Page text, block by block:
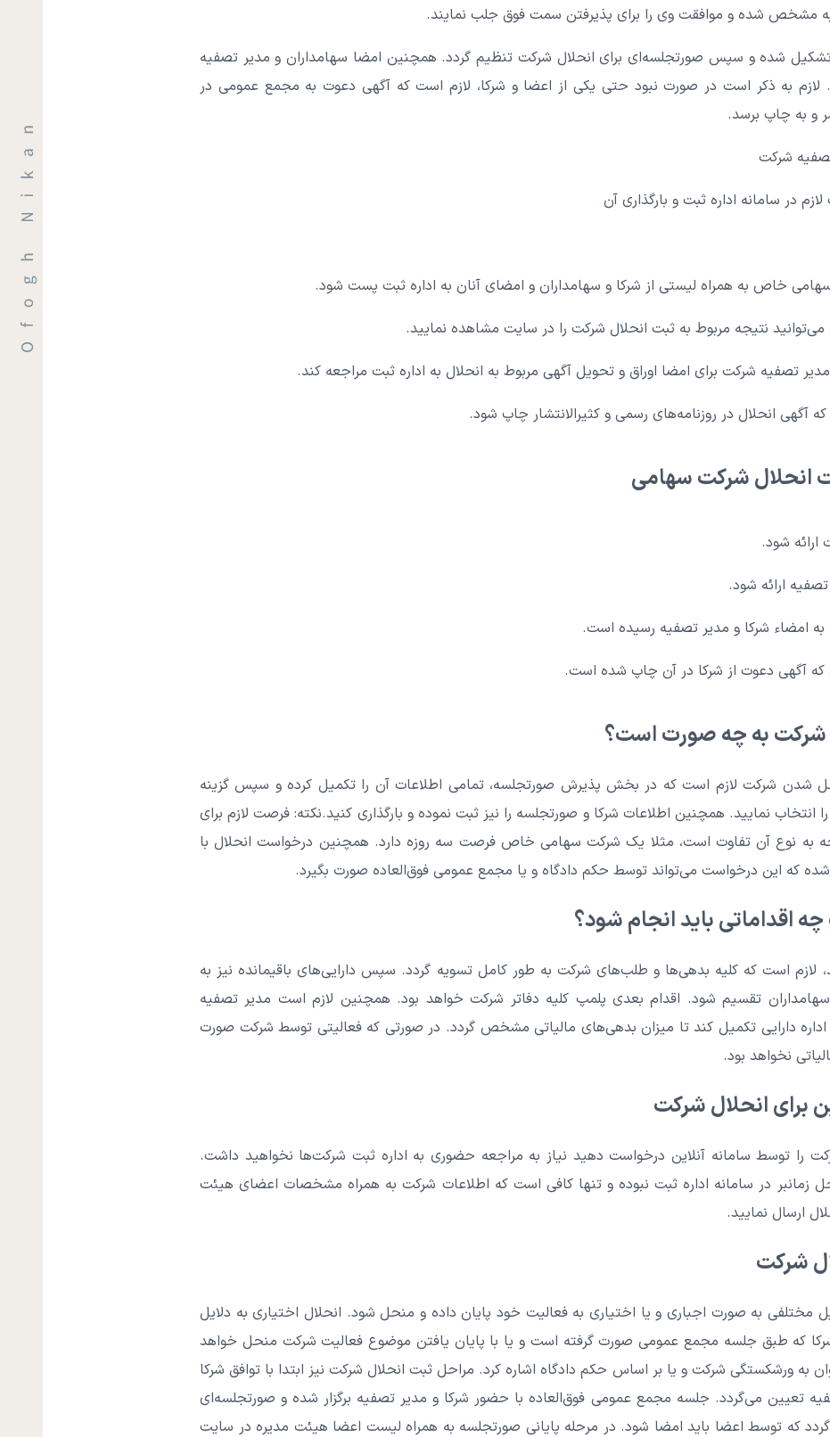
مشخص شده و موافقت وی را برای پذیرفتن سمت فوق جلب نمایند.
شده و سپس صورتجلسه‌ای برای انحلال شرکت تنظیم گردد. همچنین امضا سهامداران و مدیر تصفیه
به ذکر است در صورت نبود حتی یکی از اعضا و شرکا، لازم است که آگهی دعوت به مجمع عمومی در
و به چاپ برسد.
شرکت
در سامانه اداره ثبت و بارگذاری آن
خاص به همراه لیستی از شرکا و سهامداران و امضای آنان به اداره ثبت پست شود.
تصفیه شرکت برای امضا اوراق و تحویل آگهی مربوط به انحلال به اداره ثبت مراجعه کند.
آگهی انحلال در روزنامه‌های رسمی و کثیرالانتشار چاپ شود.
انحلال شرکت سهامی
شود.
ارائه شود.
به امضاء شرکا و مدیر تصفیه رسیده است.
که آگهی دعوت از شرکا در آن چاپ شده است.
شرکت به چه صورت است؟
شدن شرکت لازم است که در بخش پذیرش صورتجلسه، تمامی اطلاعات آن را تکمیل کرده و سپس گزینه
نمایید. همچنین اطلاعات شرکا و صورتجلسه را نیز ثبت نموده و بارگذاری کنید.نکته: فرصت لازم برای
به نوع آن تفاوت است، مثلا یک شرکت سهامی خاص فرصت سه روزه دارد. همچنین درخواست انحلال با
شده که این درخواست می‌تواند توسط حکم دادگاه و یا مجمع عمومی فوق‌‌العاده صورت بگیرد.
اقداماتی باید انجام شود؟
لازم است که کلیه بدهی‌ها و طلب‌های شرکت به طور کامل تسویه گردد. سپس دارایی‌های باقیمانده نیز به
تقسیم شود. اقدام بعدی پلمپ کلیه دفاتر شرکت خواهد بود. همچنین لازم است مدیر تصفیه
اداره دارایی تکمیل کند تا میزان بدهی‌های مالیاتی مشخص گردد. در صورتی که فعالیتی توسط شرکت صورت
نخواهد بود.
برای انحلال شرکت
را توسط سامانه آنلاین درخواست دهید نیاز به مراجعه حضوری به اداره ثبت شرکت‌ها نخواهید داشت.
زمانبر در سامانه اداره ثبت نبوده و تنها کافی است که اطلاعات شرکت به همراه مشخصات اعضای هیئت
ارسال نمایید.
شرکت
به صورت اجباری و یا اختیاری به فعالیت خود پایان داده و منحل شود. انحلال اختیاری به دلایل
که طبق جلسه مجمع عمومی صورت گرفته است و یا با پایان یافتن موضوع فعالیت شرکت منحل خواهد
به ورشکستگی شرکت و یا بر اساس حکم دادگاه اشاره کرد. مراحل ثبت انحلال شرکت نیز ابتدا با توافق شرکا
تعیین می‌گردد. جلسه مجمع عمومی فوق‌العاده با حضور شرکا و مدیر تصفیه برگزار شده و صورتجلسه‌ای
که توسط اعضا باید امضا شود. در مرحله پایانی صورتجلسه به همراه لیست اعضا هیئت مدیره در سایت